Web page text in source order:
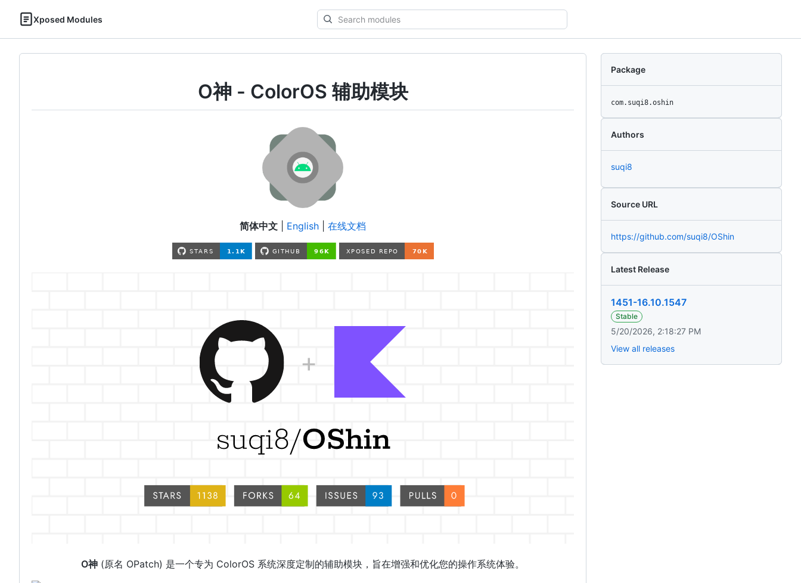
Xposed Modules
Search
modules
O神 - ColorOS 辅助模块
简体中文 English 在线文档
O神 (原名 OPatch) 是一个专为 ColorOS 系统深度定制的辅助模块，旨在增强和优化您的操作系统体验。
Package
com.suqi8.oshin
Authors
suqi8
Source URL
https://github.com/suqi8/OShin
Latest Release
1451-16.10.1547
Stable
5/20/2026, 2:18:27 PM
View all releases